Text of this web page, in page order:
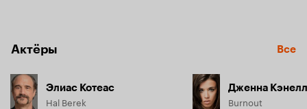
Актёры Все
Элиас Котеас
Hal Berek
Дженна Кэнелл
Burnout